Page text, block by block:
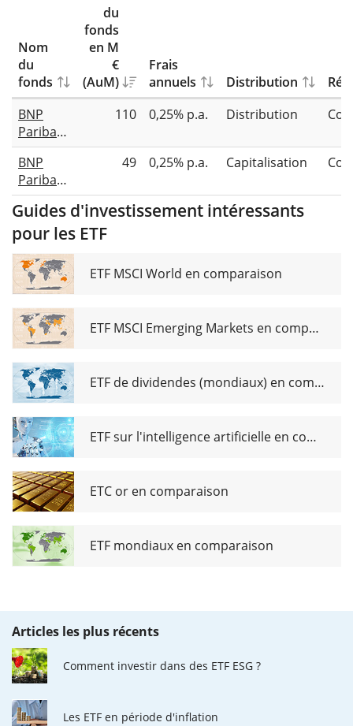
Nom
du
fonds
du
fonds
en M
€
(AuM)
Frais
annuels
Distribution
BNP
Paribas
Easy
MSCI
World
SRI S-
Series
PAB 5%
Capped
UCITS
ETF EUR
Dist
110 0,25% p.a. Distribution
BNP
Paribas
Easy
MSCI
World
Series
PAB 5%
UCITS
ETF USD
Acc
49 0,25% p.a. Capitalisation
Guides d'investissement intéressants
pour les ETF
ETF MSCI World en comparaison
ETF MSCI Emerging Markets en comparaison
ETF de dividendes (mondiaux) en comparaison
ETF sur l'intelligence artificielle en comparaison
ETC or en comparaison
ETF mondiaux en comparaison
Articles les plus récents
Comment investir dans des ETF ESG ?
Les ETF en période d'inflation